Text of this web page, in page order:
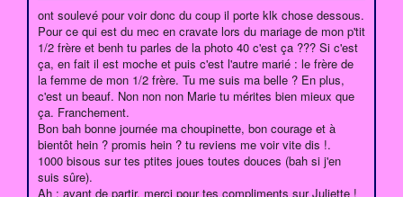
ont soulevé pour voir donc du coup il porte klk chose dessous.
Pour ce qui est du mec en cravate lors du mariage de mon p'tit
1/2 frère et benh tu parles de la photo 40 c'est ça ??? Si c'est
ça, en fait il est moche et puis c'est l'autre marié : le frère de
la femme de mon 1/2 frère. Tu me suis ma belle ? En plus,
c'est un beauf. Non non non Marie tu mérites bien mieux que
ça. Franchement.
Bon bah bonne journée ma choupinette, bon courage et à
bientôt hein ? promis hein ? tu reviens me voir vite dis !.
1000 bisous sur tes ptites joues toutes douces (bah si j'en
suis sûre).
Ah : avant de partir, merci pour tes compliments sur Juliette !